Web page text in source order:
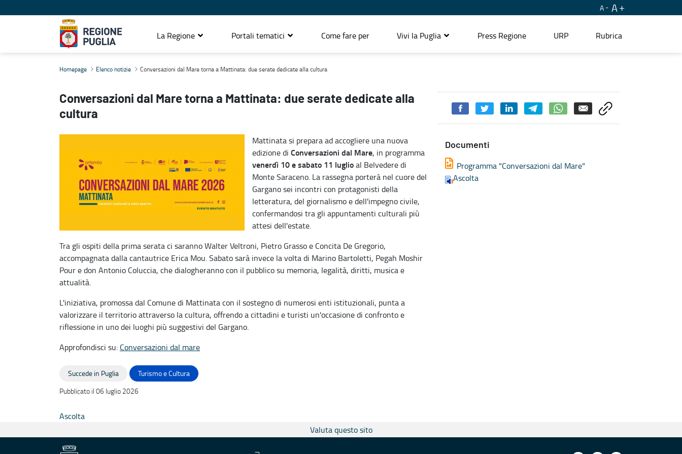
A A
La Regione Portali tematici Come fare per Vivi la Puglia Press Regione URP Rubrica
Homepage Elenco notizie Conversazioni dal Mare torna a Mattinata: due serate dedicate alla cultura
Conversazioni dal Mare torna a Mattinata: due serate dedicate alla
cultura
Mattinata si prepara ad accogliere una nuova
edizione di Conversazioni dal Mare, in programma
venerdì 10 e sabato 11 luglioal Belvedere di
Monte Saraceno. La rassegna porterà nel cuore del
Gargano sei incontri con protagonisti della
letteratura, del giornalismo e dell'impegno civile,
confermandosi tra gli appuntamenti culturali più
attesi dell'estate.
Tra gli ospiti della prima serata ci saranno Walter Veltroni, Pietro Grasso e Concita De Gregorio,
accompagnata dalla cantautrice Erica Mou. Sabato sarà invece la volta di Marino Bartoletti, Pegah Moshir
Pour e don Antonio Coluccia, che dialogheranno con il pubblico su memoria, legalità, diritti, musica e
attualità.
L'iniziativa, promossa dal Comune di Mattinata con il sostegno di numerosi enti istituzionali, punta a
valorizzare il territorio attraverso la cultura, offrendo a cittadini e turisti un'occasione di confronto e
riflessione in uno dei luoghi più suggestivi del Gargano.
Approfondisci su: Conversazioni dal mare
Documenti
Programma "Conversazioni dal Mare"
Ascolta
Succede in Puglia
Turismo e Cultura
Pubblicato il 06 luglio 2026
Ascolta
Valuta questo sito